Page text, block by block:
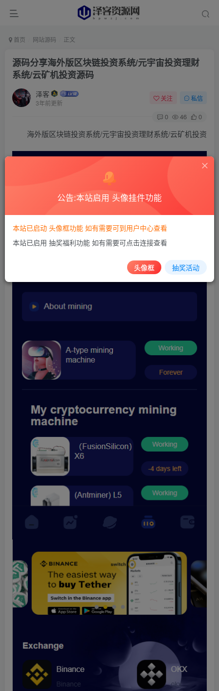
首页 网站源码 正文
源码分享海外版区块链投资系统/元宇宙投资理财
系统/云矿机投资源码
泽客
3年前更新
关注 私信
0 46 0
海外版区块链投资系统/元宇宙投资理财系统/云矿机投资
公告:本站启用 头像挂件功能
本站已启动 头像框功能 如有需要可到用户中心查看
本站已启用 抽奖福利功能 如有需要可点击连接查看
头像框 抽奖活动